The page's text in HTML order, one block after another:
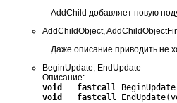
AddChild добавляет новую
AddChildObject,
Даже описание приводить не
BeginUpdate, EndUpdate
Описание:
void __fastcall
void __fastcall